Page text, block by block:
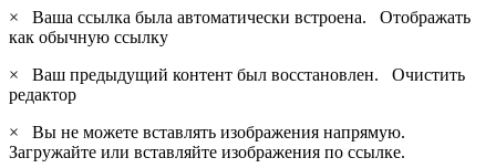
×
Ваша ссылка была автоматически встроена. Отображать
как обычную ссылку
×
Ваш предыдущий контент был восстановлен. Очистить
редактор
×
Вы не можете вставлять изображения напрямую.
Загружайте или вставляйте изображения по ссылке.